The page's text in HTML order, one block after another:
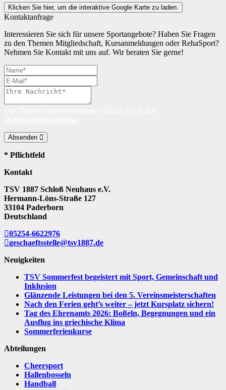
Klicken Sie hier, um die interaktive Google Karte zu laden.
Kontaktanfrage
Interessieren Sie sich für unsere Sportangebote? Haben Sie Fragen
zu den Themen Mitgliedschaft, Kursanmeldungen oder RehaSport?
Nehmen Sie Kontakt mit uns auf. Wir beraten Sie gerne!
Absenden
* Pflichtfeld
Kontakt
TSV 1887 Schloß Neuhaus e.V.
Hermann-Löns-Straße 127
33104 Paderborn
Deutschland
05254-6622976
geschaeftsstelle@tsv1887.de
Neuigkeiten
TSV Sommerfest begeistert mit Sport, Gemeinschaft und
Inklusion
Glänzende Leistungen bei den 5. Vereinsmeisterschaften
Nach den Ferien geht’s weiter – jetzt Kursplatz sichern!
Tag des Ehrenamts 2026: Boßeln, Begegnungen und ein
Ausflug ins griechische Klima
Sommerferienkurse
Abteilungen
Cheersport
Hallenbosseln
Handball